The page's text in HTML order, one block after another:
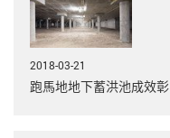
2018-03-21
跑馬地地下蓄洪池成效彰